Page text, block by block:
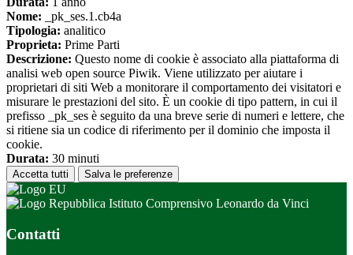
Nome: _pk_ses.1.cb4a
Tipologia: analitico
Proprieta: Prime Parti
Descrizione: Questo nome di cookie è associato alla piattaforma di
analisi web open source Piwik. Viene utilizzato per aiutare i
proprietari di siti Web a monitorare il comportamento dei visitatori e
misurare le prestazioni del sito. È un cookie di tipo pattern, in cui il
prefisso _pk_ses è seguito da una breve serie di numeri e lettere, che
si ritiene sia un codice di riferimento per il dominio che imposta il
cookie.
Durata: 30 minuti
Accetta tutti Salva le preferenze
Istituto Comprensivo Leonardo da Vinci
Contatti